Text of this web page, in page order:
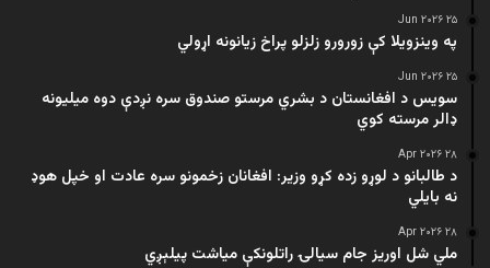
۲۵ Jun ۲۰۲۶
په وینزویلا کې زورورو زلزلو پراخ زیانونه اړولي
۲۵ Jun ۲۰۲۶
سویس د افغانستان د بشري مرستو صندوق سره نږدې دوه میلیونه
ډالر مرسته کوي
۲۸ Apr ۲۰۲۶
د طالبانو د لوړو زده کړو وزیر: افغانان زخمونو سره عادت او خپل هوډ
نه بایلي
۲۸ Apr ۲۰۲۶
ملي شل اوریز جام سیالۍ راتلونکې میاشت پیلېږي